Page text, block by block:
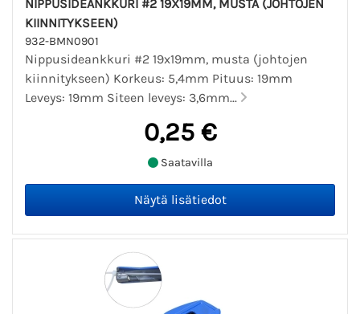
NIPPUSIDEANKKURI #2 19X19MM, MUSTA (JOHTOJEN
KIINNITYKSEEN)
932-BMN0901
Nippusideankkuri #2 19x19mm, musta (johtojen
kiinnitykseen) Korkeus: 5,4mm Pituus: 19mm
Leveys: 19mm Siteen leveys: 3,6mm...
0,25 €
Saatavilla